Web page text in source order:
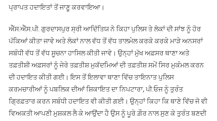
ਪ੍ਰਾਪਤ ਹਦਾਇਤਾਂ ਤੋਂ ਜਾਣੂ ਕਰਵਾਇਆ।
ਐੱਸ.ਐੱਸ.ਪੀ. ਗੁਰਦਾਸਪੁਰ ਸ੍ਰੀ ਆਦਿੱਤਿਯ ਨੇ ਕਿਹਾ ਪੁਲਿਸ ਤੇ ਲੋਕਾਂ ਦੀ ਸਾਂਝ ਨੂੰ ਹੋਰ
ਪੱਕਿਆਂ ਕੀਤਾ ਜਾਵੇ ਅਤੇ ਲੋਕਾਂ ਨਾਲ ਵੱਧ ਤੋਂ ਵੱਧ ਤਾਲਮੇਲ ਕਰਕੇ ਕਰਕੇ ਮਾੜੇ ਅਨਸਰਾਂ
ਸਬੰਧੀ ਵੱਧ ਤੋਂ ਵੱਧ ਸੂਚਨਾ ਹਾਸਿਲ ਕੀਤੀ ਜਾਵੇ। ਉਨ੍ਹਾਂ ਮੁੱਖ ਅਫ਼ਸਰ ਥਾਣਾ ਅਤੇ
ਤਫ਼ਤੀਸ਼ੀ ਅਫ਼ਸਰਾਂ ਨੂੰ ਜੇਰੇ ਤਫ਼ਤੀਸ਼ ਮੁਕੱਦਮਿਆਂ ਦੀ ਤਫ਼ਤੀਸ਼ ਸਮੇਂ ਸਿਰ ਮੁਕੰਮਲ ਕਰਨ
ਦੀ ਹਦਾਇਤ ਕੀਤੀ ਗਈ। ਇਸ ਤੋਂ ਇਲਾਵਾ ਥਾਣਾ ਵਿੱਚ ਤਾਇਨਾਤ ਪੁਲਿਸ
ਕਰਮਚਾਰੀਆਂ ਨੂੰ ਪਬਲਿਕ ਦੀਆਂ ਸ਼ਿਕਾਇਤ ਦਾ ਨਿਪਟਾਰਾ, ਪੀ.ਓਜ ਨੂੰ ਤੁਰੰਤ
ਗ੍ਰਿਫ਼ਤਾਰ ਕਰਨ ਸਬੰਧੀ ਹਦਾਇਤ ਵੀ ਕੀਤੀ ਗਈ। ਉਨ੍ਹਾਂ ਕਿਹਾ ਕਿ ਥਾਣੇ ਵਿੱਚ ਜੋ ਵੀ
ਵਿਅਕਤੀ ਆਪਣੀ ਮੁਸ਼ਕਲ ਲੈ ਕੇ ਆਉਂਦਾ ਹੈ ਉਸ ਨੂੰ ਪੂਰੇ ਗ਼ੌਰ ਨਾਲ ਸੁਣ ਕੇ ਤੁਰੰਤ ਬਣਦੀ